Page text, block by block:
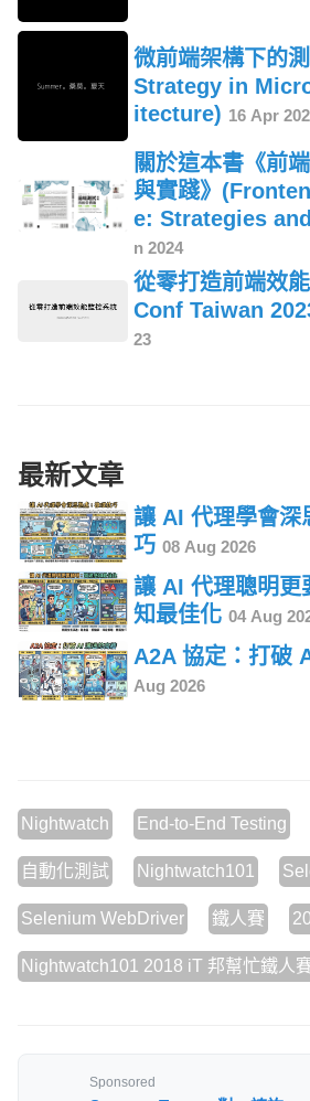
微前端架構下的
Strategy in
itecture) 16 Apr
關於這本書《前
與實踐》
e: Strategies
n 2024
從零打造前端效
Conf Taiwan
23
最新文章
讓 AI 代理學會深
巧 08 Aug 2026
讓 AI 代理聰明更
知最佳化 04 Aug
A2A 協定：打破
Aug 2026
Nightwatch End-to-End Testing
自動化測試 Nightwatch101
Selenium WebDriver 鐵人賽
Nightwatch101 2018 iT 邦幫忙鐵人
Sponsored